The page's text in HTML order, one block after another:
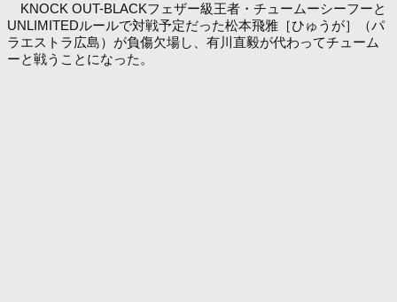
KNOCK OUT-BLACKフェザー級王者・チュームーシーフーと
UNLIMITEDルールで対戦予定だった松本飛雅［ひゅうが］（パ
ラエストラ広島）が負傷欠場し、有川直毅が代わってチューム
ーと戦うことになった。